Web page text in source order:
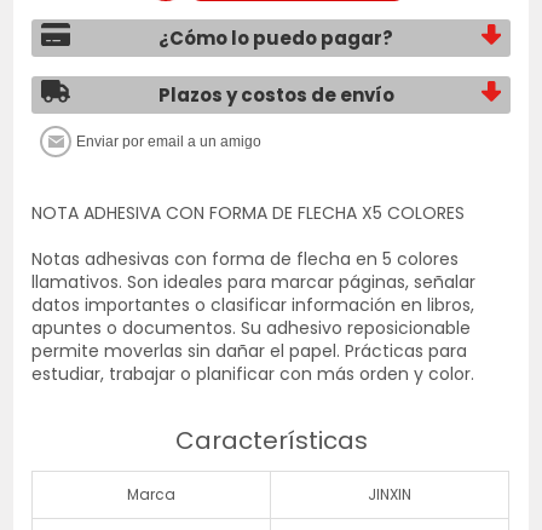
¿Cómo lo puedo pagar?
Plazos y costos de envío
NOTA ADHESIVA CON FORMA DE FLECHA X5 COLORES
Notas adhesivas con forma de flecha en 5 colores
llamativos. Son ideales para marcar páginas, señalar
datos importantes o clasificar información en libros,
apuntes o documentos. Su adhesivo reposicionable
permite moverlas sin dañar el papel. Prácticas para
estudiar, trabajar o planificar con más orden y color.
Características
Marca JINXIN